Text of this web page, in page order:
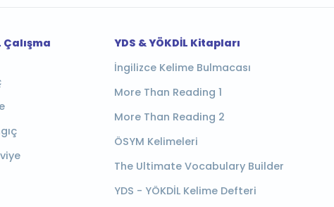
Çalışma
YDS & YÖKDİL Kitapları
İngilizce Kelime Bulmacası
More Than Reading 1
More Than Reading 2
ÖSYM Kelimeleri
The Ultimate Vocabulary Builder
YDS - YÖKDİL Kelime Defteri